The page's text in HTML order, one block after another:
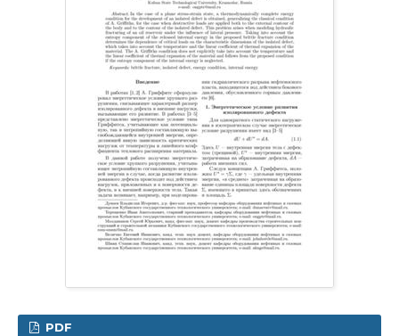
PDF